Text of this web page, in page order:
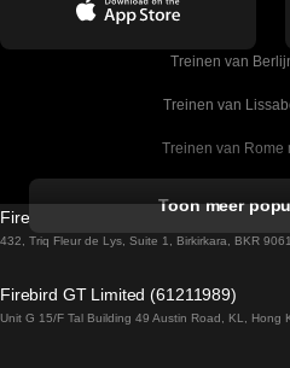
Treinen van
Treinen van
Treinen van Rome
Treinen van Sevilla
Treinen van Praag
Toon meer
Firebird GT Limited (OC 1451)
432, Triq Fleur de Lys, Suite 1, Birkirkara, BKR
Firebird GT Limited (61211989)
Unit G 15/F Tal Building 49 Austin Road, KL, Hong